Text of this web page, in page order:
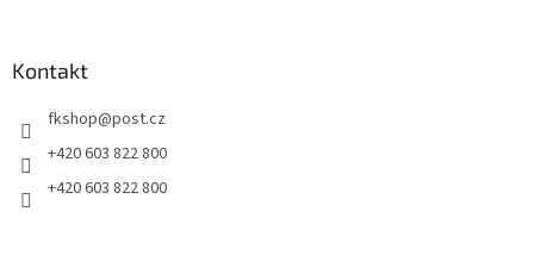
Kontakt
fkshop@post.cz
+420 603 822 800
+420 603 822 800